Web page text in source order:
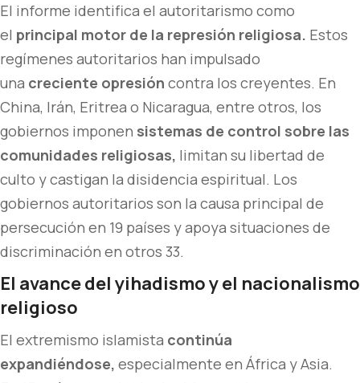
El informe identifica el autoritarismo como
el principal motor de la represión religiosa. Estos
regímenes autoritarios han impulsado
una creciente opresión contra los creyentes. En
China, Irán, Eritrea o Nicaragua, entre otros, los
gobiernos imponen sistemas de control sobre las
comunidades religiosas, limitan su libertad de
culto y castigan la disidencia espiritual. Los
gobiernos autoritarios son la causa principal de
persecución en 19 países y apoya situaciones de
discriminación en otros 33.
El avance del yihadismo y el nacionalismo
religioso
El extremismo islamista continúa
expandiéndose, especialmente en África y Asia.